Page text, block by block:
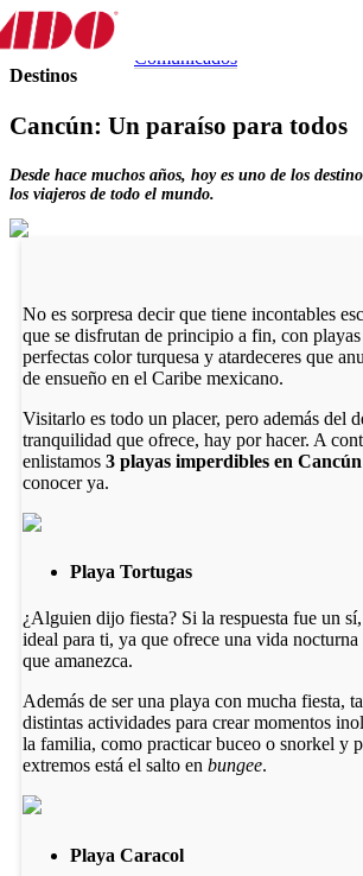
Destinos
Cancún: Un paraíso para todos
Desde hace muchos años, hoy es uno de los
los viajeros de todo el mundo.
No es sorpresa decir que tiene incontables
que se disfrutan de principio a fin, con
perfectas color turquesa y atardeceres que
de ensueño en el Caribe mexicano.
Visitarlo es todo un placer, pero además del
tranquilidad que ofrece, hay por hacer. A
enlistamos 3 playas imperdibles en Cancún
conocer ya.
Playa Tortugas
¿Alguien dijo fiesta? Si la respuesta fue un sí,
ideal para ti, ya que ofrece una vida nocturna
que amanezca.
Además de ser una playa con mucha fiesta,
distintas actividades para crear momentos
la familia, como practicar buceo o snorkel y
extremos está el salto en bungee.
Playa Caracol
Comunicados